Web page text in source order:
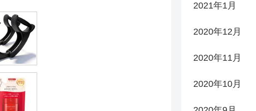
2021年1月
2020年12月
2020年11月
2020年10月